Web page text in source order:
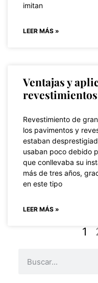
imitan
LEER MÁS »
Ventajas y
Revestimiento de
los pavimentos y
estaban
usaban poco debido
que conllevaba su
más de tres años,
en este tipo
LEER MÁS »
1